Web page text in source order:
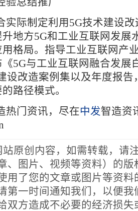
实际制定利用5G技术建设
地方5G和工业互联网发展
格局。指导工业互联网产
5G与工业互联网融合发展
设改造案例集以及年度报告
路径模式。
热门资讯，尽在中发智造资
站原创内容，如需转载，请
、图片、视频等资料）的版
用了您的文章或图片等资料
第一时间通知我们，以便我
双方造成不必要的经济损失